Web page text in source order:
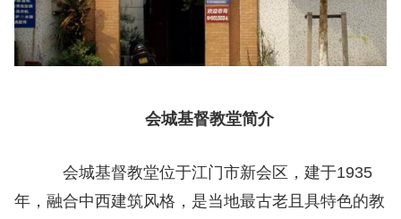
会城基督教堂简介
会城基督教堂位于江门市新会区，建于1935
年，融合中西建筑风格，是当地最古老且具特色的教